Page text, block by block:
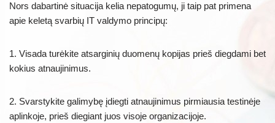
Nors dabartinė situacija kelia nepatogumų, ji taip pat primena
apie keletą svarbių IT valdymo principų:
1. Visada turėkite atsarginių duomenų kopijas prieš diegdami bet
kokius atnaujinimus.
2. Svarstykite galimybę įdiegti atnaujinimus pirmiausia testinėje
aplinkoje, prieš diegiant juos visoje organizacijoje.